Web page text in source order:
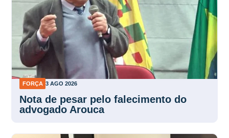
FORÇA 3 AGO 2026
Nota de pesar pelo falecimento do
advogado Arouca